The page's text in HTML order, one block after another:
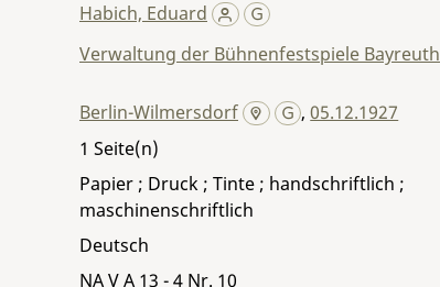
Habich, Eduard
Verwaltung der Bühnenfestspiele Bayreuth
Berlin-Wilmersdorf ,05.12.1927
1
Papier ; Druck ; Tinte ; handschriftlich ;
maschinenschriftlich
Deutsch
NA V A 13 - 4 Nr. 10